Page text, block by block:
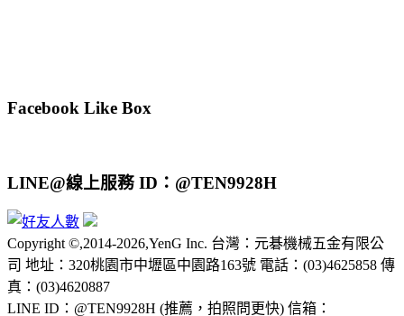
Facebook Like Box
LINE@線上服務 ID：@TEN9928H
Copyright ©,2014-2026,YenG Inc. 台灣：元碁機械五金有限公
司 地址：320桃園市中壢區中園路163號 電話：(03)4625858 傳
真：(03)4620887
LINE ID：@TEN9928H (推薦，拍照問更快) 信箱：